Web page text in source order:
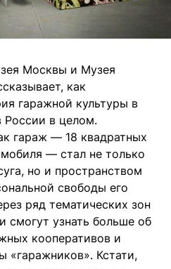
Москвы и Музея
как
гаражной культуры в
России в целом.
гараж — 18 квадратных
— стал не только
но и пространством
свободы его
ряд тематических зон
смогут узнать больше об
кооперативов и
«гаражников». Кстати,